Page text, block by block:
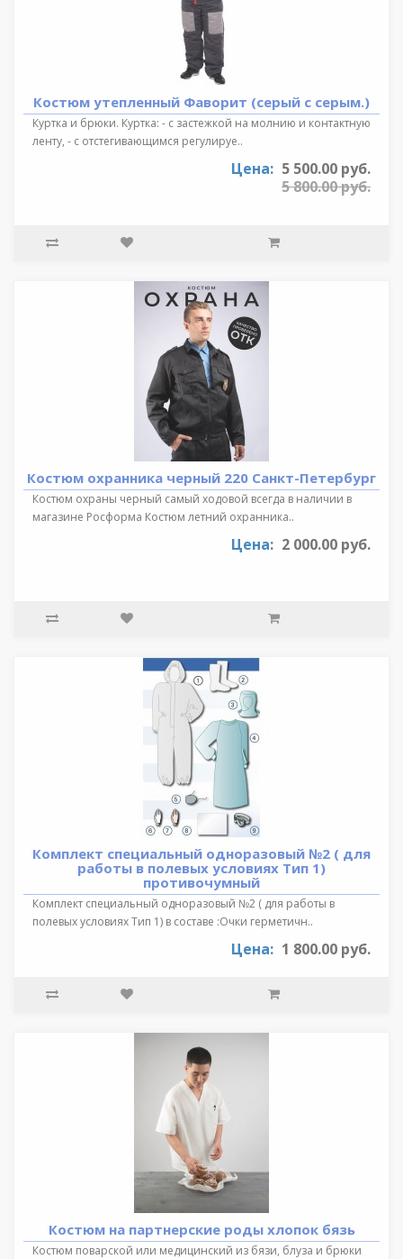
Костюм утепленный Фаворит (серый с серым.)
Куртка и брюки. Куртка: - с застежкой на молнию и контактную
ленту, - с отстегивающимся регулируе..
Цена: 5 500.00 руб.
5 800.00 руб.
Костюм охранника черный 220 Санкт-Петербург
Костюм охраны черный самый ходовой всегда в наличии в
магазине Росформа Костюм летний охранника..
Цена: 2 000.00 руб.
Комплект специальный одноразовый №2 ( для
работы в полевых условиях Тип 1)
противочумный
Комплект специальный одноразовый №2 ( для работы в
полевых условиях Тип 1) в составе :Очки герметичн..
Цена: 1 800.00 руб.
Костюм на партнерские роды хлопок бязь
Костюм поварской или медицинский из бязи, блуза и брюки